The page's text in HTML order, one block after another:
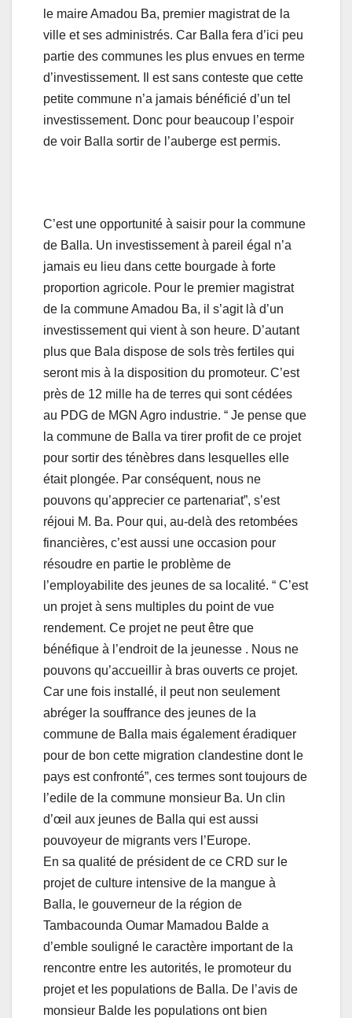
le maire Amadou Ba, premier magistrat de la
ville et ses administrés. Car Balla fera d’ici peu
partie des communes les plus envues en terme
d’investissement. Il est sans conteste que cette
petite commune n’a jamais bénéficié d’un tel
investissement. Donc pour beaucoup l’espoir
de voir Balla sortir de l’auberge est permis.
C’est une opportunité à saisir pour la commune
de Balla. Un investissement à pareil égal n’a
jamais eu lieu dans cette bourgade à forte
proportion agricole. Pour le premier magistrat
de la commune Amadou Ba, il s’agit là d’un
investissement qui vient à son heure. D’autant
plus que Bala dispose de sols très fertiles qui
seront mis à la disposition du promoteur. C’est
près de 12 mille ha de terres qui sont cédées
au PDG de MGN Agro industrie. “ Je pense que
la commune de Balla va tirer profit de ce projet
pour sortir des ténèbres dans lesquelles elle
était plongée. Par conséquent, nous ne
pouvons qu’apprecier ce partenariat”, s’est
réjoui M. Ba. Pour qui, au-delà des retombées
financières, c’est aussi une occasion pour
résoudre en partie le problème de
l’employabilite des jeunes de sa localité. “ C’est
un projet à sens multiples du point de vue
rendement. Ce projet ne peut être que
bénéfique à l’endroit de la jeunesse . Nous ne
pouvons qu’accueillir à bras ouverts ce projet.
Car une fois installé, il peut non seulement
abréger la souffrance des jeunes de la
commune de Balla mais également éradiquer
pour de bon cette migration clandestine dont le
pays est confronté”, ces termes sont toujours de
l’edile de la commune monsieur Ba. Un clin
d’œil aux jeunes de Balla qui est aussi
pouvoyeur de migrants vers l’Europe.
En sa qualité de président de ce CRD sur le
projet de culture intensive de la mangue à
Balla, le gouverneur de la région de
Tambacounda Oumar Mamadou Balde a
d’emble souligné le caractère important de la
rencontre entre les autorités, le promoteur du
projet et les populations de Balla. De l’avis de
monsieur Balde les populations ont bien